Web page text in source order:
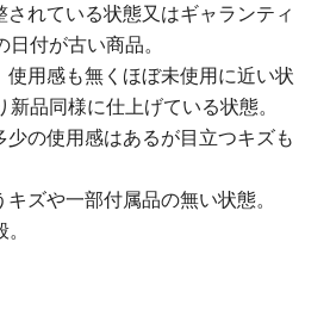
れている状態又はギャランティ
付が古い商品。
使用感も無くほぼ未使用に近い状
品同様に仕上げている状態。
少の使用感はあるが目立つキズも
ズや一部付属品の無い状態。